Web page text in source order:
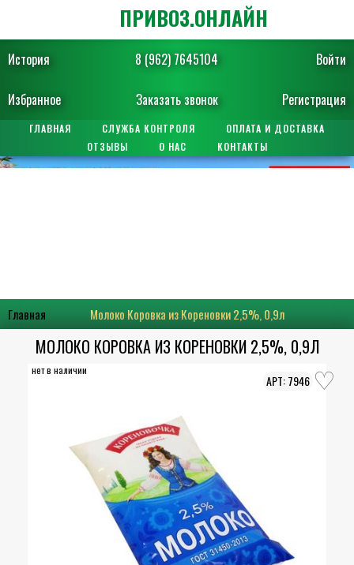
История 8 (962) 7645104 Войти
Избранное Заказать звонок Регистрация
ПРИВОЗ.ОНЛАЙН
ГЛАВНАЯ СЛУЖБА КОНТРОЛЯ
ОПЛАТА И ДОСТАВКА
ОТЗЫВЫ
О НАС КОНТАКТЫ
Главная Молоко Коровка из Кореновки 2,5%, 0,9л
МОЛОКО КОРОВКА ИЗ КОРЕНОВКИ 2,5%, 0,9Л
нет в наличии
7946